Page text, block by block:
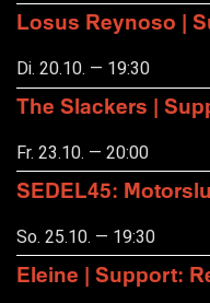
Losus Reynoso |
Di. 20.10. — 19:30
The Slackers |
Fr. 23.10. — 20:00
SEDEL45:
So. 25.10. — 19:30
Eleine | Support: